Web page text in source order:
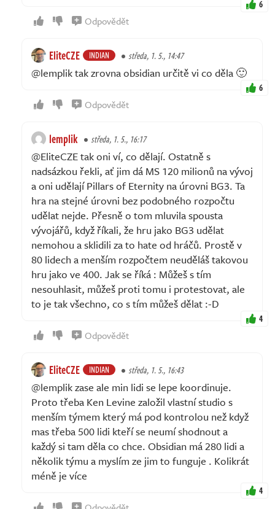
6
Odpovědět
EliteCZE INDIAN středa, 1. 5., 14:47
@lemplik tak zrovna obsidian určitě vi co děla 🙂
6
Odpovědět
lemplik středa, 1. 5., 16:17
@EliteCZE tak oni ví, co dělají. Ostatně s
nadsázkou řekli, ať jim dá MS 120 milionů na vývoj
a oni udělají Pillars of Eternity na úrovni BG3. Ta
hra na stejné úrovni bez podobného rozpočtu
udělat nejde. Přesně o tom mluvila spousta
vývojářů, když říkali, že hru jako BG3 udělat
nemohou a sklidili za to hate od hráčů. Prostě v
80 lidech a menším rozpočtem neuděláš takovou
hru jako ve 400. Jak se říká : Můžeš s tím
nesouhlasit, můžeš proti tomu i protestovat, ale
to je tak všechno, co s tím můžeš dělat :-D
4
Odpovědět
EliteCZE INDIAN středa, 1. 5., 16:43
@lemplik zase ale min lidi se lepe koordinuje.
Proto třeba Ken Levine založil vlastní studio s
menším týmem který má pod kontrolou než když
mas třeba 500 lidi kteří se neumí shodnout a
každý si tam děla co chce. Obsidian má 280 lidi a
několik týmu a myslím ze jim to funguje . Kolikrát
méně je více
4